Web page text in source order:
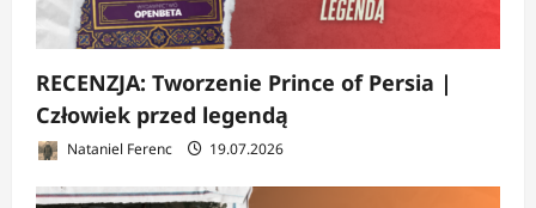
RECENZJA: Tworzenie Prince of Persia |
Człowiek przed legendą
Nataniel Ferenc 19.07.2026